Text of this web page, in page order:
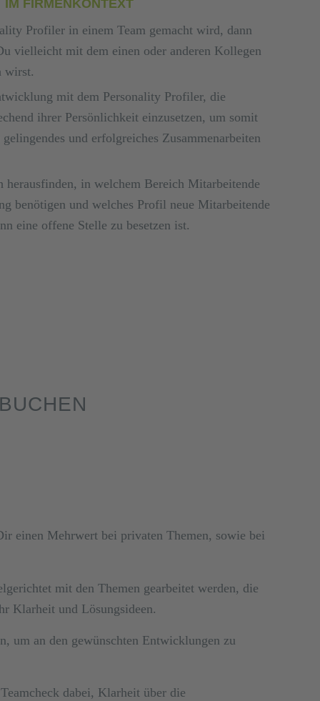
IM FIRMENKONTEXT
Profiler in einem Team gemacht wird, dann
vielleicht mit dem einen oder anderen Kollegen
wirst.
mit dem Personality Profiler, die
ihrer Persönlichkeit einzusetzen, um somit
und erfolgreiches Zusammenarbeiten
herausfinden, in welchem Bereich Mitarbeitende
benötigen und welches Profil neue Mitarbeitende
eine offene Stelle zu besetzen ist.
einen Mehrwert bei privaten Themen, sowie bei
mit den Themen gearbeitet werden, die
Klarheit und Lösungsideen.
um an den gewünschten Entwicklungen zu
dabei, Klarheit über die